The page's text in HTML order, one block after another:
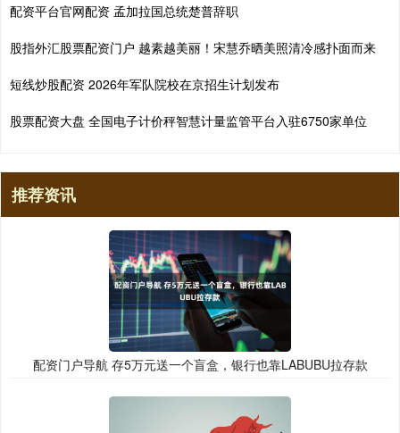
配资平台官网配资 孟加拉国总统楚普辞职
股指外汇股票配资门户 越素越美丽！宋慧乔晒美照清冷感扑面而来
短线炒股配资 2026年军队院校在京招生计划发布
股票配资大盘 全国电子计价秤智慧计量监管平台入驻6750家单位
推荐资讯
配资门户导航 存5万元送一个盲盒，银行也靠LABUBU拉存款